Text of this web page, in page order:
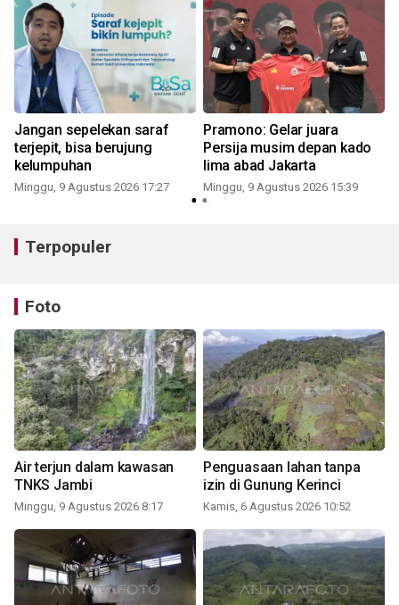
Jangan sepelekan saraf
terjepit, bisa berujung
kelumpuhan
Minggu, 9 Agustus 2026 17:27
Pramono: Gelar juara
Persija musim depan kado
lima abad Jakarta
Minggu, 9 Agustus 2026 15:39
Terpopuler
Foto
Air terjun dalam kawasan
TNKS Jambi
Minggu, 9 Agustus 2026 8:17
Penguasaan lahan tanpa
izin di Gunung Kerinci
Kamis, 6 Agustus 2026 10:52